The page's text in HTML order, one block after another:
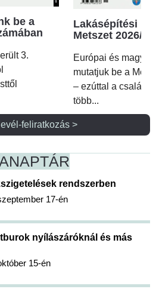
be a
3.
Lakásépítési
Metszet 2026/2.
Európai és magyar
mutatjuk be a
– ezúttal a családi
több...
feliratkozás >
NAPTÁR
rendszerben
17-én
nyílászáróknál és más
15-én